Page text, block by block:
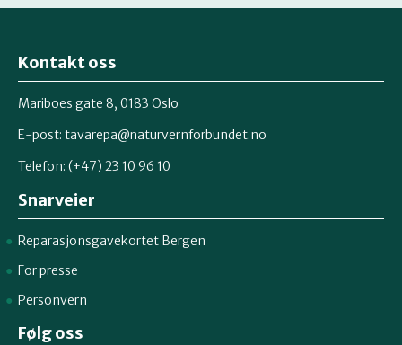
Retten til reparasjon
Kontakt oss
Mariboes gate 8, 0183 Oslo
E-post: tavarepa@naturvernforbundet.no
Telefon: (+47) 23 10 96 10
Snarveier
Reparasjonsgavekortet Bergen
For presse
Personvern
Følg oss